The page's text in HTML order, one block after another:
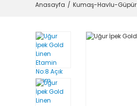
Anasayfa Kumaş-Havlu-Güpür